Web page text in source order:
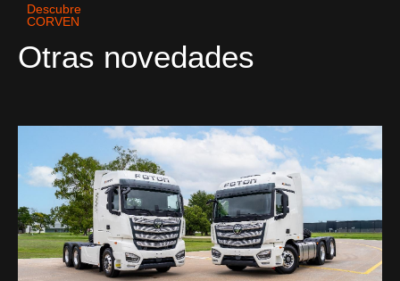
Descubre
CORVEN
Otras novedades